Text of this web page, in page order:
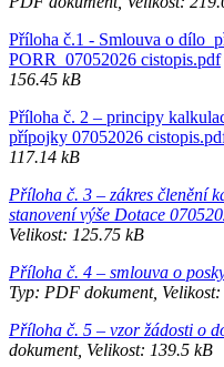
Příloha č.1 - Smlouva o
PORR_07052026 cistopis.pdf
156.45 kB
Příloha č. 2 – principy
přípojky 07052026
117.14 kB
Příloha č. 3 – zákres členění
stanovení výše Dotace
Velikost: 125.75 kB
Příloha č. 4 – smlouva o
Typ: PDF dokument,
Příloha č. 5 – vzor žádosti o
dokument, Velikost: 139.5 kB